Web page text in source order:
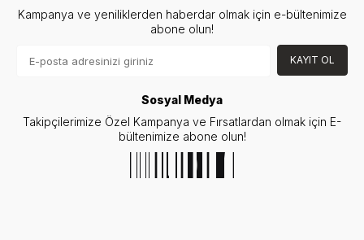
Kampanya ve yeniliklerden haberdar olmak için e-bültenimize
abone olun!
KAYIT OL
Sosyal Medya
Takipçilerimize Özel Kampanya ve Fırsatlardan olmak için E-
bültenimize abone olun!